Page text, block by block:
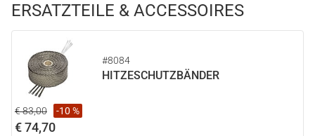
ERSATZTEILE & ACCESSOIRES
#8084
HITZESCHUTZBÄNDER
€ 83,00 -10 %
€ 74,70